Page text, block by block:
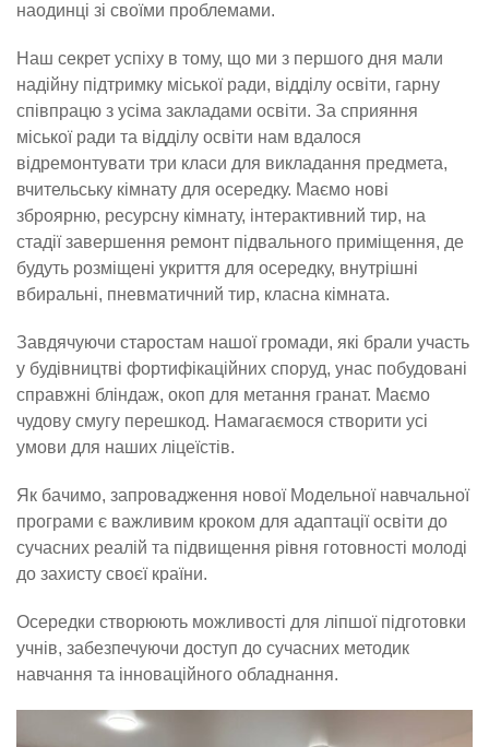
наодинці зі своїми проблемами.
Наш секрет успіху в тому, що ми з першого дня мали
надійну підтримку міської ради, відділу освіти, гарну
співпрацю з усіма закладами освіти. За сприяння
міської ради та відділу освіти нам вдалося
відремонтувати три класи для викладання предмета,
вчительську кімнату для осередку. Маємо нові
зброярню, ресурсну кімнату, інтерактивний тир, на
стадії завершення ремонт підвального приміщення, де
будуть розміщені укриття для осередку, внутрішні
вбиральні, пневматичний тир, класна кімната.
Завдячуючи старостам нашої громади, які брали участь
у будівництві фортифікаційних споруд, унас побудовані
справжні бліндаж, окоп для метання гранат. Маємо
чудову смугу перешкод. Намагаємося створити усі
умови для наших ліцеїстів.
Як бачимо, запровадження нової Модельної навчальної
програми є важливим кроком для адаптації освіти до
сучасних реалій та підвищення рівня готовності молоді
до захисту своєї країни.
Осередки створюють можливості для ліпшої підготовки
учнів, забезпечуючи доступ до сучасних методик
навчання та інноваційного обладнання.